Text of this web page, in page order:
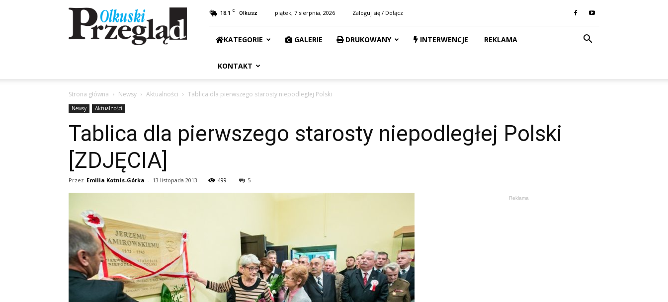
Przegląd
Olkuski
18.1 C Olkusz piątek, 7 sierpnia, 2026 Zaloguj się / Dołącz
KATEGORIE GALERIE DRUKOWANY INTERWENCJE REKLAMA
KONTAKT
Strona główna Newsy Aktualności Tablica dla pierwszego starosty niepodległej Polski
Newsy Aktualności
Tablica dla pierwszego starosty niepodległej Polski
[ZDJĘCIA]
Przez Emilia Kotnis-Górka - 13 listopada 2013 499 5
Reklama